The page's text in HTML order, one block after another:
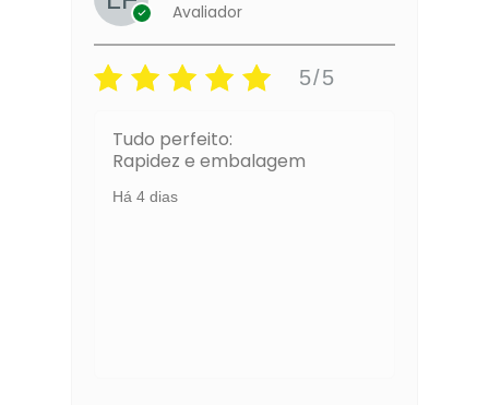
Avaliador
5/5
Tudo perfeito:
Rapidez e embalagem
Há 4 dias